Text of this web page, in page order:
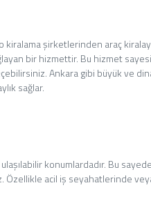
kiralama şirketlerinden araç
bir hizmettir. Bu hizmet
Ankara gibi büyük ve
sağlar.
konumlardadır. Bu
Özellikle acil iş seyahatlerinde